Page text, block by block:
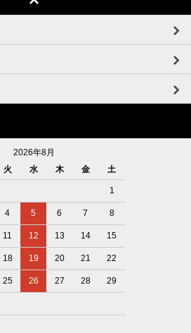
2026年8月
火 水 木 金 土
1
4 5 6 7 8
11 12 13 14 15
18 19 20 21 22
25 26 27 28 29